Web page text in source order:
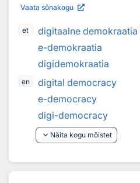
Vaata sõnakogu
et
digitaalne demokraatia
e-demokraatia
digidemokraatia
en
digital democracy
e-democracy
digi-democracy
keyboard_arrow_down Näita kogu mõistet